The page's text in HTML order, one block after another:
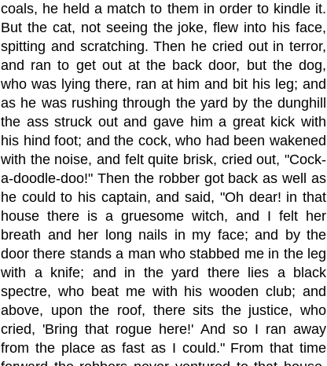
coals, he held a match to them in order to kindle it.
But the cat, not seeing the joke, flew into his face,
spitting and scratching. Then he cried out in terror,
and ran to get out at the back door, but the dog,
who was lying there, ran at him and bit his leg; and
as he was rushing through the yard by the dunghill
the ass struck out and gave him a great kick with
his hind foot; and the cock, who had been wakened
with the noise, and felt quite brisk, cried out, "Cock-
a-doodle-doo!" Then the robber got back as well as
he could to his captain, and said, "Oh dear! in that
house there is a gruesome witch, and I felt her
breath and her long nails in my face; and by the
door there stands a man who stabbed me in the leg
with a knife; and in the yard there lies a black
spectre, who beat me with his wooden club; and
above, upon the roof, there sits the justice, who
cried, 'Bring that rogue here!' And so I ran away
from the place as fast as I could." From that time